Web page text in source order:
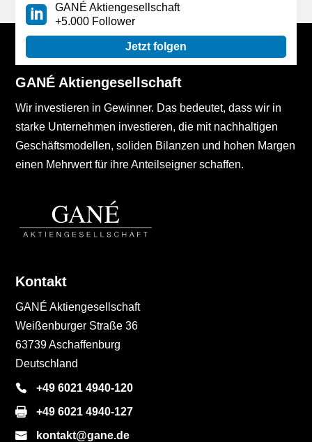
GANÉ Aktiengesellschaft
+5.000 Follower
Jetzt folgen
GANÉ Aktiengesellschaft
Wir investieren in Gewinner. Das bedeutet, dass wir in
starke Unternehmen investieren, die mit nachhaltigen
Geschäftsmodellen, soliden Bilanzen und hohen Margen
einen Mehrwert für ihre Anteilseigner schaffen.
Kontakt
GANÉ Aktiengesellschaft
Weißenburger Straße 36
63739 Aschaffenburg
Deutschland
+49 6021 4940-120
+49 6021 4940-127
kontakt@gane.de